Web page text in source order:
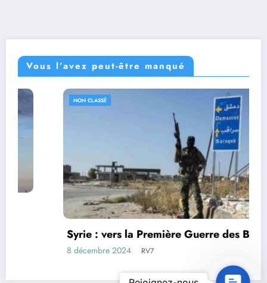
Vous l’avez peut-être manqué
Syrie : vers la Première Guerre des BRICS ?
8 décembre 2024 RV7
Contact